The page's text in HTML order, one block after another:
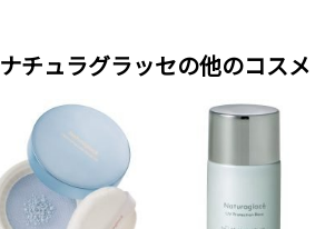
ナチュラグラッセの他のコスメ